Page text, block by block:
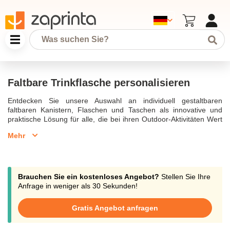
Faltbare Trinkflasche personalisieren
Entdecken Sie unsere Auswahl an individuell gestaltbaren
faltbaren Kanistern, Flaschen und Taschen als innovative und
praktische Lösung für alle, die bei ihren Outdoor-Aktivitäten Wert
faltbares Design sorgt für eine bequeme Lagerung und einen
spiegeln sie nicht nur einen einzigartigen Stil wider, sondern
erleichtern auch die Identifizierung in Gruppen oder in der
Öffentlichkeit. Sie eignen sich für alle Arten von Sportlern, für
eine einfache Möglichkeit, Flüssigkeiten zu transportieren, ohne
dass platzraubende Kanister erforderlich sind. Sie sind leicht und
kompakt, und wenn das Getränk ausgetrunken ist, lassen sie sich
Mehr
Brauchen Sie ein kostenloses Angebot? Stellen Sie Ihre
Anfrage in weniger als 30 Sekunden!
Gratis Angebot anfragen